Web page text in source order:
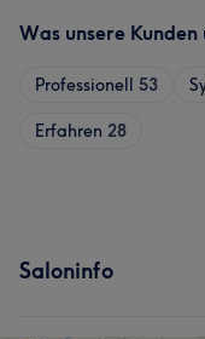
Was unsere
Professionell 53
Erfahren 28
Saloninfo